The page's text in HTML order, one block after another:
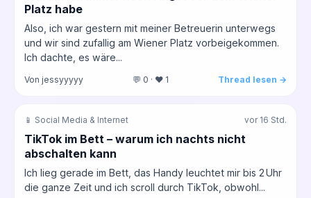
Platz habe
Also, ich war gestern mit meiner Betreuerin unterwegs
und wir sind zufallig am Wiener Platz vorbeigekommen.
Ich dachte, es wäre...
Von jessyyyyy 💬 0 · ❤️ 1 Thread lesen →
📱 Social Media & Internet vor 16 Std.
TikTok im Bett – warum ich nachts nicht
abschalten kann
Ich lieg gerade im Bett, das Handy leuchtet mir bis 2 Uhr
die ganze Zeit und ich scroll durch TikTok, obwohl...